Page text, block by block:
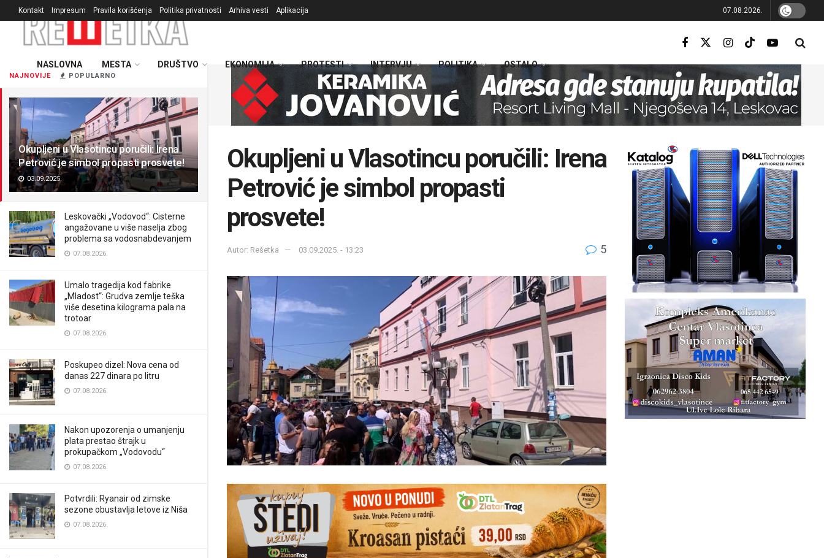
NAJNOVIJE POPULARNO
Okupljeni u Vlasotincu poručili: Irena
Petrović je simbol propasti prosvete!
03.09.2025.
Leskovački „Vodovod“: Cisterne
angažovane u više naselja zbog
problema sa vodosnabdevanjem
07.08.2026.
Umalo tragedija kod fabrike
„Mladost“: Grudva zemlje teška
više desetina kilograma pala na
trotoar
07.08.2026.
Poskupeo dizel: Nova cena od
danas 227 dinara po litru
07.08.2026.
Nakon upozorenja o umanjenju
plata prestao štrajk u
prokupačkom „Vodovodu“
07.08.2026.
Potvrdili: Ryanair od zimske
sezone obustavlja letove iz Niša
07.08.2026.
Kontakt Impresum Pravila korišćenja Politika privatnosti Arhiva vesti Aplikacija 07.08.2026.
NASLOVNA MESTA DRUŠTVO EKONOMIJA PROTESTI INTERVJU POLITIKA OSTALO
Okupljeni u Vlasotincu poručili: Irena
Petrović je simbol propasti
prosvete!
Autor: Rešetka 03.09.2025. - 13:23 5